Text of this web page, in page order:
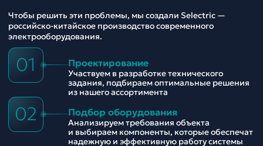
Чтобы решить эти проблемы, мы создали Selectric —
российско-китайское производство современного
электрооборудования.
01 Проектирование
Участвуем в разработке технического
задания, подбираем оптимальные решения
из нашего ассортимента
02 Подбор оборудования
Анализируем требования объекта
и выбираем компоненты, которые обеспечат
надежную и эффективную работу системы